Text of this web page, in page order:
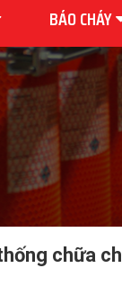
BÁO CHÁY
chữa